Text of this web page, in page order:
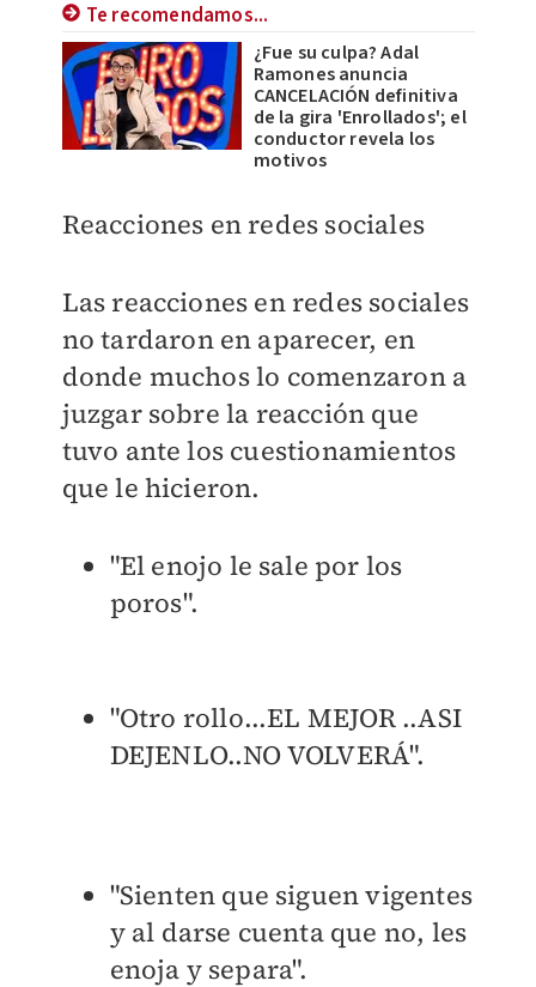
Te recomendamos...
¿Fue su culpa? Adal
Ramones anuncia
CANCELACIÓN definitiva
de la gira 'Enrollados'; el
conductor revela los
motivos
Reacciones en redes sociales
Las reacciones en redes sociales
no tardaron en aparecer, en
donde muchos lo comenzaron a
juzgar sobre la reacción que
tuvo ante los cuestionamientos
que le hicieron.
"El enojo le sale por los
poros".
"Otro rollo...EL MEJOR ..ASI
DEJENLO..NO VOLVERÁ".
"Sienten que siguen vigentes
y al darse cuenta que no, les
enoja y separa".